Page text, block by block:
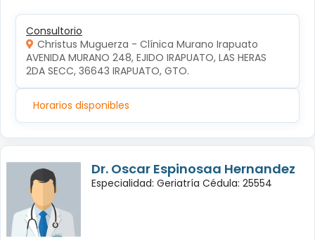
Consultorio
Christus Muguerza - Clínica Murano Irapuato
AVENIDA MURANO 248, EJIDO IRAPUATO, LAS HERAS
2DA SECC, 36643 IRAPUATO, GTO.
Horarios disponibles
Dr. Oscar Espinosaa Hernandez
Especialidad: Geriatría Cédula: 25554